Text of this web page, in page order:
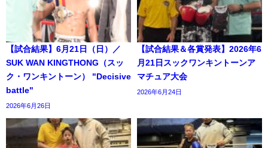
【試合結果】6月21日（日）／
SUK WAN KINGTHONG（スッ
ク・ワンキントーン） "Decisive
battle"
2026年6月26日
【試合結果＆各賞発表】2026年6
月21日スックワンキントーンア
マチュア大会
2026年6月24日